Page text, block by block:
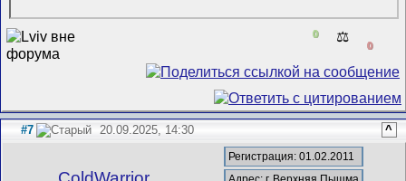
0 ⚖️
0
#7 20.09.2025, 14:30 ^
Регистрация: 01.02.2011